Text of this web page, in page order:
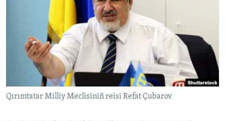
Русский
Українською
QOŞULIÑIZ!
Qırımtatar Milliy Meclisiniñ reisi Refat Çubarov